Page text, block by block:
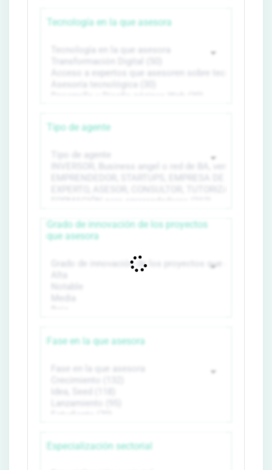
Tecnología en la que asesora
Tipo de agente
Grado de innovación de los proyectos
que asesora
Fase en la que asesora
Especialización sectorial